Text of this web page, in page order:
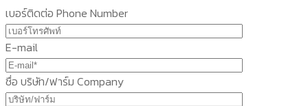
เบอร์ติดต่อ Phone Number
E-mail
ชื่อ บริษัท/ฟาร์ม Company